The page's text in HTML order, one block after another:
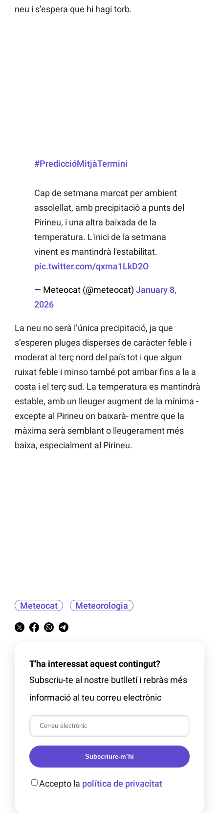
neu i s’espera que hi hagi torb.
#PrediccióMitjàTermini
Cap de setmana marcat per ambient
assolellat, amb precipitació a punts del
Pirineu, i una altra baixada de la
temperatura. L'inici de la setmana
vinent es mantindrà l'estabilitat.
pic.twitter.com/qxma1LkD2O
— Meteocat (@meteocat) January 8,
2026
La neu no serà l’única precipitació, ja que
s’esperen pluges disperses de caràcter feble i
moderat al terç nord del país tot i que algun
ruixat feble i minso també pot arribar fins a la a
costa i el terç sud. La temperatura es mantindrà
estable, amb un lleuger augment de la mínima -
excepte al Pirineu on baixarà- mentre que la
màxima serà semblant o lleugerament més
baixa, especialment al Pirineu.
Meteocat Meteorologia
T'ha interessat aquest contingut?
Subscriu-te al nostre butlletí i rebràs més
informació al teu correu electrònic
Subscriure-m’hi
Accepto la política de privacitat